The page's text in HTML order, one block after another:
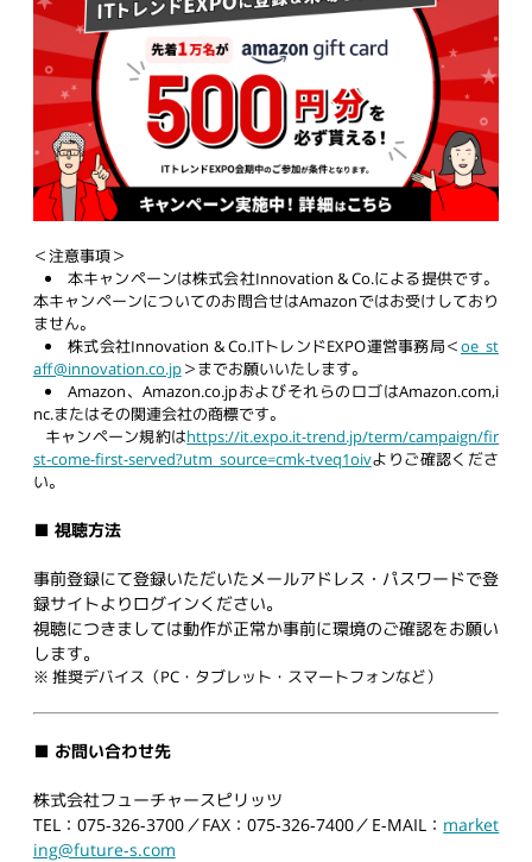
＜注意事項＞
本キャンペーンは株式会社Innovation & Co.による提供です。
本キャンペーンについてのお問合せはAmazonではお受けしており
ません。
株式会社Innovation & Co.ITトレンドEXPO運営事務局＜oe_st
aff@innovation.co.jp＞までお願いいたします。
Amazon、Amazon.co.jpおよびそれらのロゴはAmazon.com,i
nc.またはその関連会社の商標です。
キャンペーン規約はhttps://it.expo.it-trend.jp/term/campaign/fir
st-come-first-served?utm_source=cmk-tveq1oivよりご確認くださ
い。
■ 視聴方法
事前登録にて登録いただいたメールアドレス・パスワードで登
録サイトよりログインください。
視聴につきましては動作が正常か事前に環境のご確認をお願い
します。
※ 推奨デバイス（PC・タブレット・スマートフォンなど）
■ お問い合わせ先
株式会社フューチャースピリッツ
TEL：075-326-3700／FAX：075-326-7400／E-MAIL： market
ing@future-s.com